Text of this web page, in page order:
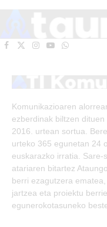
Facebook
X
Instagram
YouTubeWhatsApp
Komunikazioaren
ezberdinak biltzen
2016. urtean sortua.
urteko 365 egunetan 24
euskarazko irratia. Sare-
atariaren bitartez
berri ezagutzera
jartzea eta proiektu
egunerokotasuneko